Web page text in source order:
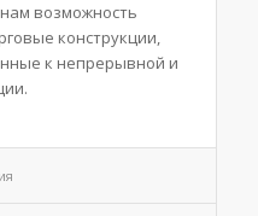
возможность
конструкции,
к непрерывной и